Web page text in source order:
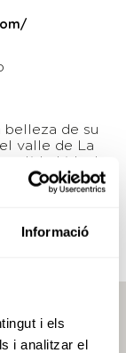
Informació
i els
i analitzar el
belleza de su
valle de La
ideal
naturaleza.
mágicas.